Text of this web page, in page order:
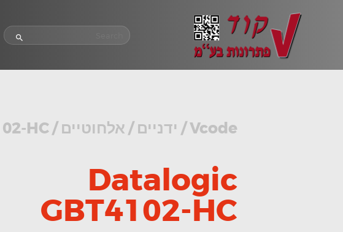
Vcode
/ ידניים /אלחוטיים /
HC
Datalogic
GBT4102-HC